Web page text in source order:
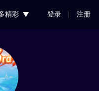
精彩 登录 注册